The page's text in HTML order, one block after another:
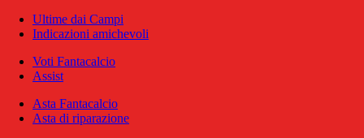
Ultime dai Campi
Indicazioni amichevoli
Voti Fantacalcio
Assist
Asta Fantacalcio
Asta di riparazione